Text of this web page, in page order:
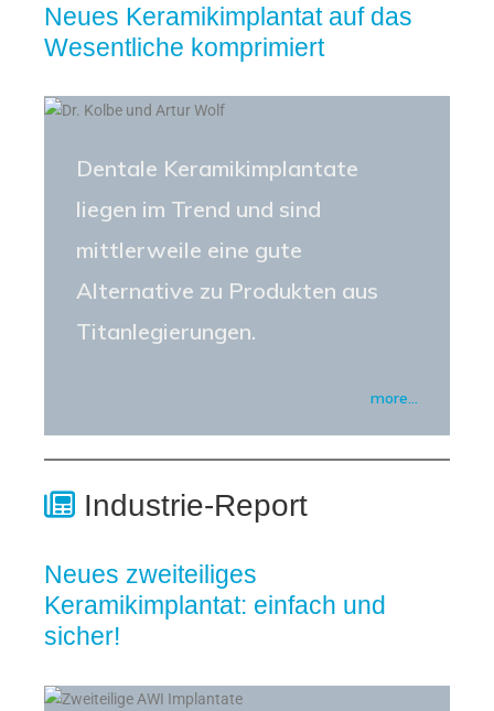
Neues Keramikimplantat auf das
Wesentliche komprimiert
Dentale Keramikimplantate
liegen im Trend und sind
mittlerweile eine gute
Alternative zu Produkten aus
Titanlegierungen.
more…
Industrie-Report
Neues zweiteiliges
Keramikimplantat: einfach und
sicher!